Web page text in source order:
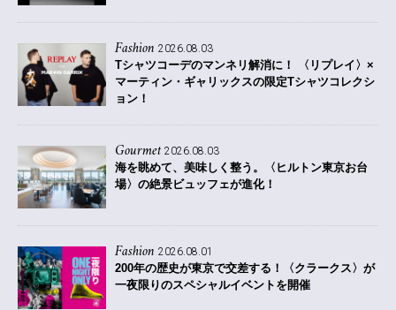
Fashion 2026.08.03
Tシャツコーデのマンネリ解消に！ 〈リプレイ〉×
マーティン・ギャリックスの限定Tシャツコレクシ
ョン！
Gourmet 2026.08.03
海を眺めて、美味しく整う。〈ヒルトン東京お台
場〉の絶景ビュッフェが進化！
Fashion 2026.08.01
200年の歴史が東京で交差する！〈クラークス〉が
一夜限りのスペシャルイベントを開催